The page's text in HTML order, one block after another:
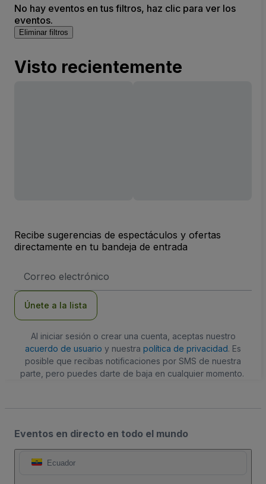
No hay eventos en tus filtros, haz clic para ver los
eventos.
Eliminar filtros
Visto recientemente
Recibe sugerencias de espectáculos y ofertas
directamente en tu bandeja de entrada
de
Únete a la lista
Al iniciar sesión o crear una cuenta, aceptas nuestro
acuerdo de usuario y nuestra política de privacidad. Es
posible que recibas notificaciones por SMS de nuestra
parte, pero puedes darte de baja en cualquier momento.
Eventos en directo en todo el mundo
Ecuador